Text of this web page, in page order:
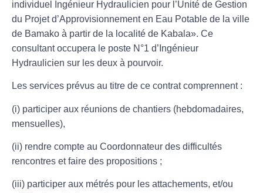
individuel
Ingénieur Hydraulicien pour l’Unité de Gestion
du Projet d’Approvisionnement en Eau Potable de la ville
de Bamako à partir de la localité de Kabala». Ce
consultant occupera le poste N°1 d’Ingénieur
Hydraulicien sur les deux à pourvoir.
Les services prévus au titre de ce contrat comprennent :
(i) participer aux réunions de chantiers (hebdomadaires,
mensuelles),
(ii) rendre compte au Coordonnateur des difficultés
rencontres et faire des propositions ;
(iii) participer aux métrés pour les attachements, et/ou